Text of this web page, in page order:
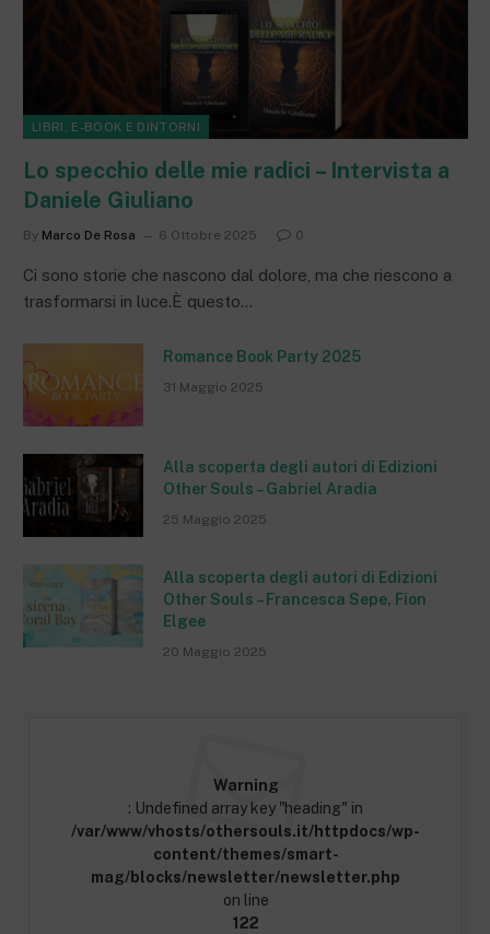
LIBRI, E-BOOK E DINTORNI
Lo specchio delle mie radici – Intervista a
Daniele Giuliano
By Marco De Rosa 6 Ottobre 2025 0
Ci sono storie che nascono dal dolore, ma che riescono a
trasformarsi in luce.È questo…
Romance Book Party 2025
31 Maggio 2025
Alla scoperta degli autori di Edizioni
Other Souls – Gabriel Aradia
25 Maggio 2025
Alla scoperta degli autori di Edizioni
Other Souls – Francesca Sepe, Fion
Elgee
20 Maggio 2025
Warning
: Undefined array key "heading" in
/var/www/vhosts/othersouls.it/httpdocs/wp-
content/themes/smart-
mag/blocks/newsletter/newsletter.php
on line
122